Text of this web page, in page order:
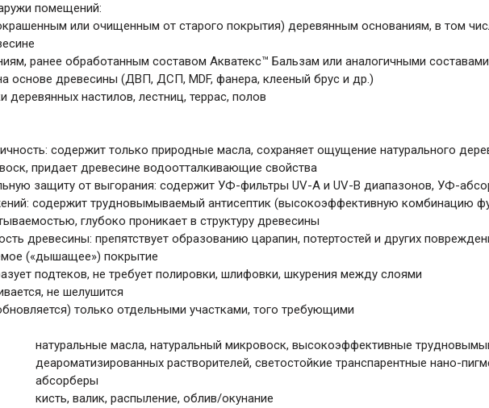
помещений:
или очищенным от старого покрытия) деревянным основаниям, в том
ранее обработанным составом Акватекс™ Бальзам или аналогичными
основе древесины (ДВП, ДСП, MDF, фанера, клееный брус и др.)
деревянных настилов, лестниц, террас, полов
содержит только природные масла, сохраняет ощущение натурального
придает древесине водоотталкивающие свойства
защиту от выгорания: содержит УФ-фильтры UV-A и UV-B диапазонов, УФ-
содержит трудновымываемый антисептик (высокоэффективную комбинацию
глубоко проникает в структуру древесины
древесины: препятствует образованию царапин, потертостей и других
(«дышащее») покрытие
подтеков, не требует полировки, шлифовки, шкурения между слоями
не шелушится
только отдельными участками, того требующими
натуральные масла, натуральный микровоск, высокоэффективные
деароматизированных растворителей, светостойкие транспарентные нано-
абсорберы
кисть, валик, распыление, облив/окунание